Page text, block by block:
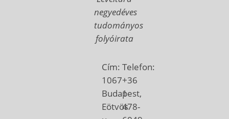
negyedéves
tudományos
folyóirata
Cím:
1067
Budapest,
Eötvös
Telefon:
+36
1
478-